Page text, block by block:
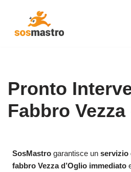
Pronto
Fabbro Vezza
SosMastro garantisce unservizio
fabbro Vezza d’Oglio immediato